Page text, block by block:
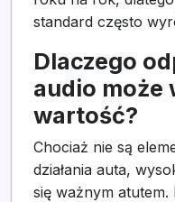
standard często
Dlaczego
audio może
wartość?
Chociaż nie są
działania auta,
się ważnym